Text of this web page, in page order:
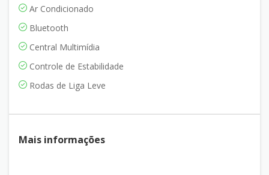
Ar Condicionado
Bluetooth
Central Multimídia
Controle de Estabilidade
Rodas de Liga Leve
Mais informações